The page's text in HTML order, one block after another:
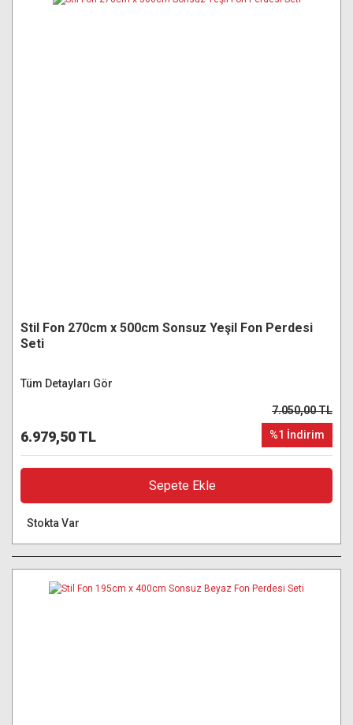
Stil Fon 270cm x 500cm Sonsuz Yeşil Fon Perdesi
Seti
Tüm Detayları Gör
6.979,50 TL
7.050,00 TL
%1 İndirim
Sepete Ekle
Stokta Var